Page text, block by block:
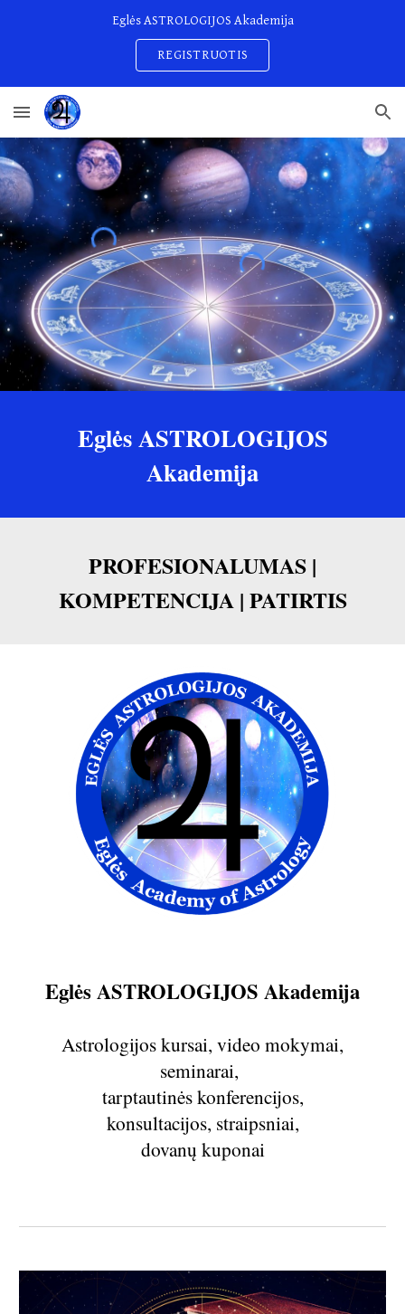
Eglės ASTROLOGIJOS Akademija
REGISTRUOTIS
Eglės ASTROLOGIJOS
Akademija
PROFESIONALUMAS |
KOMPETENCIJA | PATIRTIS
Eglės ASTROLOGIJOS Akademija
Astrologijos kursai, video mokymai,
seminarai,
tarptautinės konferencijos,
konsultacijos, straipsniai,
dovanų kuponai